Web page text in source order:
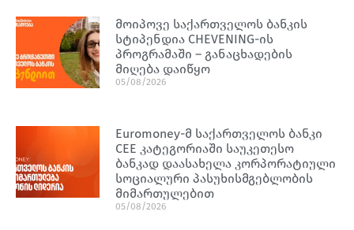
მოიპოვე საქართველოს ბანკის
სტიპენდია CHEVENING-ის
პროგრამაში – განაცხადების
მიღება დაიწყო
05/08/2026
Euromoney-მ საქართველოს ბანკი
CEE კატეგორიაში საუკეთესო
ბანკად დაასახელა კორპორატიული
სოციალური პასუხისმგებლობის
მიმართულებით
05/08/2026